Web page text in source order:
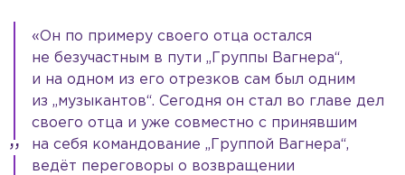
«Он по примеру своего отца остался
не безучастным в пути „Группы Вагнера“,
и на одном из его отрезков сам был одним
из „музыкантов“. Сегодня он стал во главе дел
своего отца и уже совместно с принявшим
на себя командование „Группой Вагнера“,
ведёт переговоры о возвращении